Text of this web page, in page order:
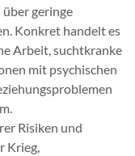
geringe
Konkret handelt es
Arbeit, suchtkranke
mit psychischen
Risiken und
Krieg,